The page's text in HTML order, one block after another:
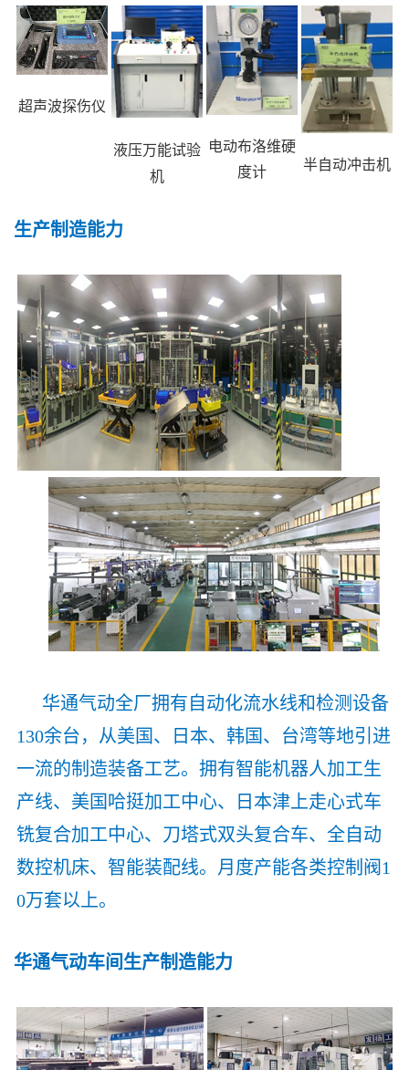
超声波探伤仪
液压万能试验
机
电动布洛维硬
度计
半自动冲击机
生产制造能力
华通气动全厂拥有自动化流水线和检测设备
130余台，从美国、日本、韩国、台湾等地引进
一流的制造装备工艺。拥有智能机器人加工生
产线、美国哈挺加工中心、日本津上走心式车
铣复合加工中心、刀塔式双头复合车、全自动
数控机床、智能装配线。月度产能各类控制阀1
0万套以上。
华通气动车间生产制造能力